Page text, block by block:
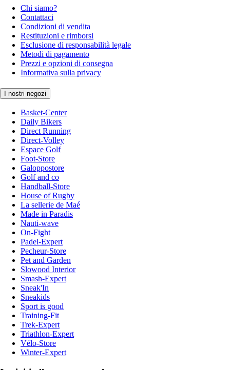
Chi siamo?
Contattaci
Condizioni di vendita
Restituzioni e rimborsi
Esclusione di responsabilità legale
Metodi di pagamento
Prezzi e opzioni di consegna
Informativa sulla privacy
I nostri negozi
Basket-Center
Daily Bikers
Direct Running
Direct-Volley
Espace Golf
Foot-Store
Galoppostore
Golf and co
Handball-Store
House of Rugby
La sellerie de Maé
Made in Paradis
Nauti-wave
On-Fight
Padel-Expert
Pecheur-Store
Pet and Garden
Slowood Interior
Smash-Expert
Sneak'In
Sneakids
Sport is good
Training-Fit
Trek-Expert
Triathlon-Expert
Vélo-Store
Winter-Expert